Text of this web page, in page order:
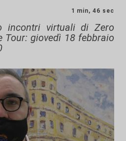
1 min, 46 sec
incontri virtuali di Zero
Tour: giovedì 18 febbraio